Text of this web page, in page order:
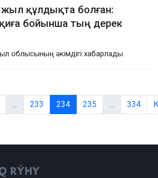
жыл құлдықта болған:
бойынша тың дерек
облысының әкімдігі хабарлады
233 234 235 334